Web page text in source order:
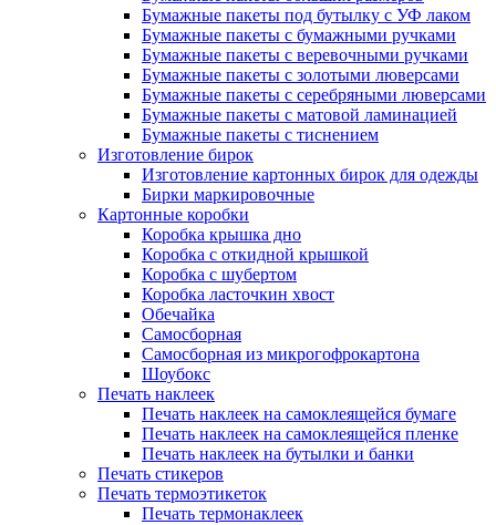
Бумажные пакеты под бутылку с УФ лаком
Бумажные пакеты с бумажными ручками
Бумажные пакеты с веревочными ручками
Бумажные пакеты с золотыми люверсами
Бумажные пакеты с серебряными люверсами
Бумажные пакеты с матовой ламинацией
Бумажные пакеты с тиснением
Изготовление бирок
Изготовление картонных бирок для одежды
Бирки маркировочные
Картонные коробки
Коробка крышка дно
Коробка с откидной крышкой
Коробка с шубертом
Коробка ласточкин хвост
Обечайка
Самосборная
Самосборная из микрогофрокартона
Шоубокс
Печать наклеек
Печать наклеек на самоклеящейся бумаге
Печать наклеек на самоклеящейся пленке
Печать наклеек на бутылки и банки
Печать стикеров
Печать термоэтикеток
Печать термонаклеек